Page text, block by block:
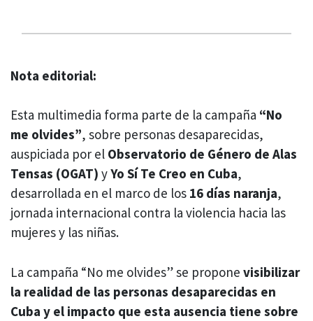
Nota editorial:
Esta multimedia forma parte de la campaña “No
me olvides”, sobre personas desaparecidas,
auspiciada por el Observatorio de Género de Alas
Tensas (OGAT) yYo Sí Te Creo en Cuba,
desarrollada en el marco de los 16 días naranja,
jornada internacional contra la violencia hacia las
mujeres y las niñas.
La campaña “No me olvides” se propone visibilizar
la realidad de las personas desaparecidas en
Cuba y el impacto que esta ausencia tiene sobre